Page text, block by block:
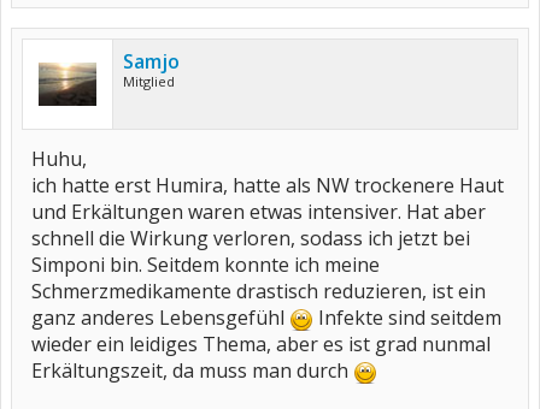
Samjo
Mitglied
Huhu,
ich hatte erst Humira, hatte als NW trockenere Haut
und Erkältungen waren etwas intensiver. Hat aber
schnell die Wirkung verloren, sodass ich jetzt bei
Simponi bin. Seitdem konnte ich meine
Schmerzmedikamente drastisch reduzieren, ist ein
ganz anderes Lebensgefühl
Infekte sind seitdem
wieder ein leidiges Thema, aber es ist grad nunmal
Erkältungszeit, da muss man durch